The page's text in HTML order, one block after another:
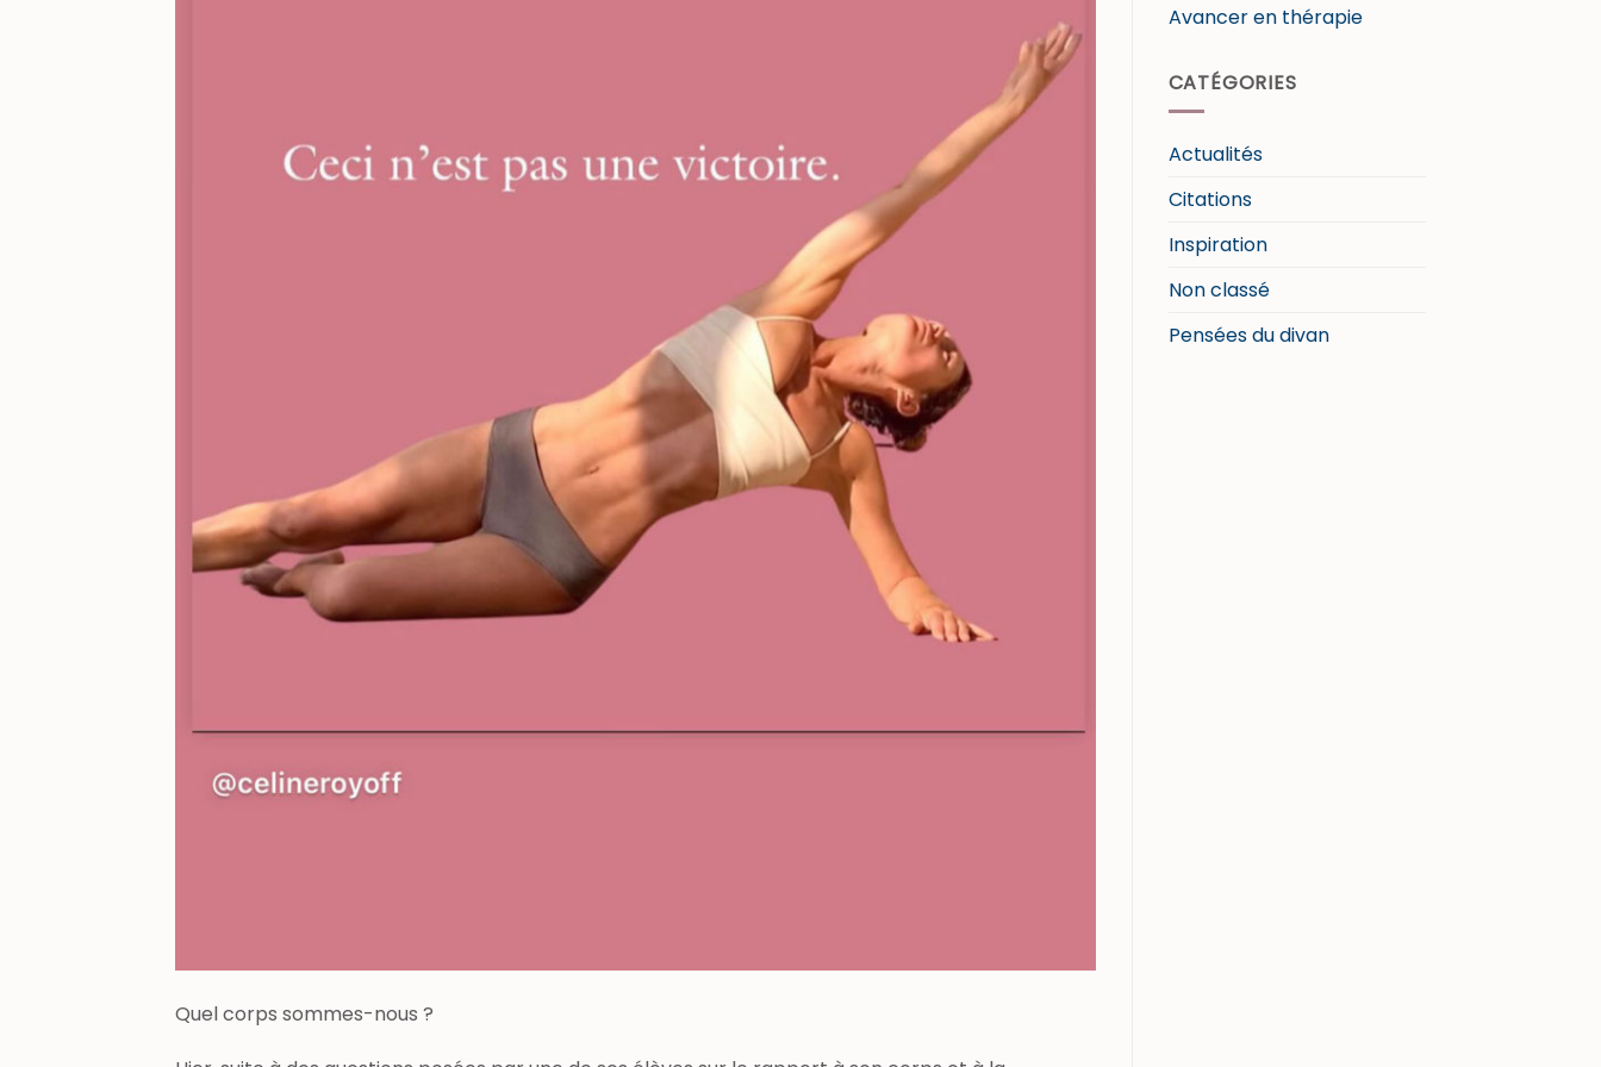
Quel corps sommes-nous ?
Avancer en thérapie
CATÉGORIES
Actualités
Citations
Inspiration
Non classé
Pensées du divan